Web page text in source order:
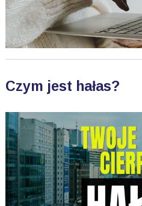
Czym jest hałas?